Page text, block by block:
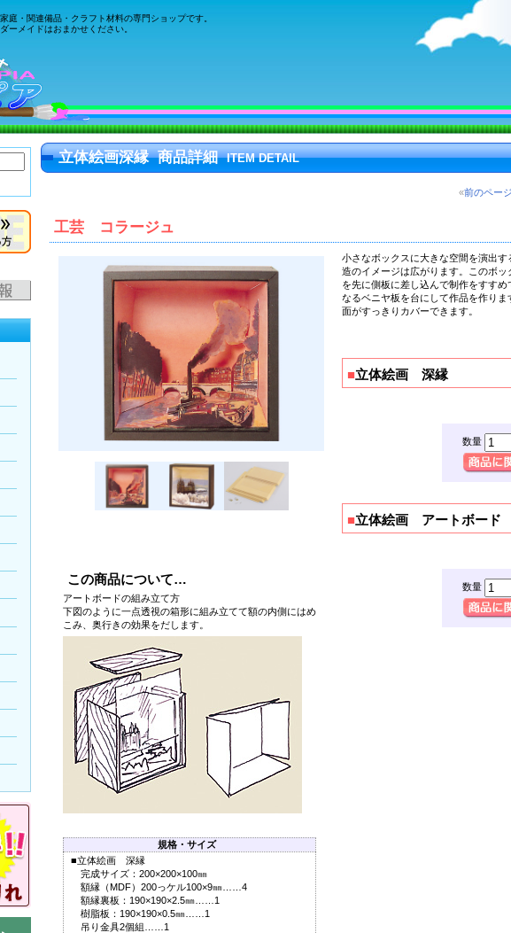
庭・関連備品・クラフト材料の専門ショップです。
ーメイドはおまかせください。
立体絵画深縁 商品詳細 ITEM DETAIL
«前のペー
工芸 コラージュ
小さなボックスに大きな空間を演出す
造のイメージは広がります。このボ
を先に側板に差し込んで制作をすす
なるベニヤ板を台にして作品を作り
面がすっきりカバーできます。
■立体絵画 深縁
数量
■立体絵画 アートボード
数量
この商品について…
アートボードの組み立て方
下図のように一点透視の箱形に組み立てて額の内側にはめ
こみ、奥行きの効果をだします。
規格・サイズ
■立体絵画 深縁
完成サイズ：200×200×100㎜
額縁（MDF）200っケル100×9㎜……4
額縁裏板：190×190×2.5㎜……1
樹脂板：190×190×0.5㎜……1
吊り金具2個組……1